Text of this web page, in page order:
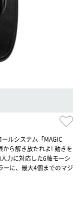
ルシステム「MAGIC
から解き放たれよ! 動きを
力に対応した6軸モーシ
ーに、最大4個までのマジ